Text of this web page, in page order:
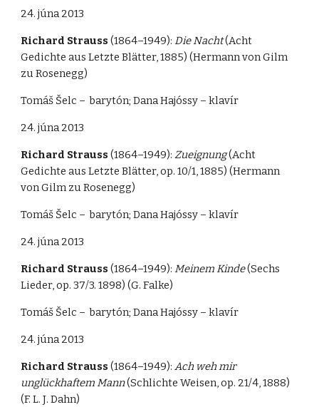
24. júna 2013
Richard Strauss (1864–1949):Die Nacht(Acht
Gedichte aus Letzte Blätter, 1885) (Hermann von Gilm
zu Rosenegg)
Tomáš Šelc – barytón; Dana Hajóssy – klavír
24. júna 2013
Richard Strauss (1864–1949):Zueignung(Acht
Gedichte aus Letzte Blätter, op. 10/1, 1885) (Hermann
von Gilm zu Rosenegg)
Tomáš Šelc – barytón; Dana Hajóssy – klavír
24. júna 2013
Richard Strauss (1864–1949):Meinem Kinde(Sechs
Lieder, op. 37/3. 1898) (G. Falke)
Tomáš Šelc – barytón; Dana Hajóssy – klavír
24. júna 2013
Richard Strauss (1864–1949):Ach weh mir
unglückhaftem Mann(Schlichte Weisen, op. 21/4, 1888)
(F. L. J. Dahn)